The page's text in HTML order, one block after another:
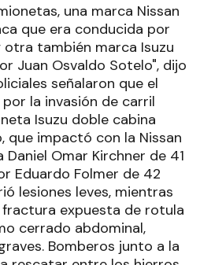
una marca Nissan
que era conducida por
otra también marca Isuzu
Juan Osvaldo Sotelo", dijo
señalaron que el
la invasión de carril
Isuzu doble cabina
que impactó con la Nissan
Omar Kirchner de 41
Eduardo Folmer de 42
lesiones leves, mientras
expuesta de rotula
cerrado abdominal,
Bomberos junto a la